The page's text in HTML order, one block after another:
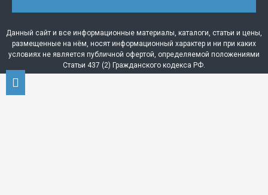
Данный сайт и все информационные материалы, каталоги, статьи и цены,
размещенные на нём, носят информационный характер и ни при каких
условиях не является публичной офертой, определяемой положениями
Статьи 437 (2) Гражданского кодекса РФ.